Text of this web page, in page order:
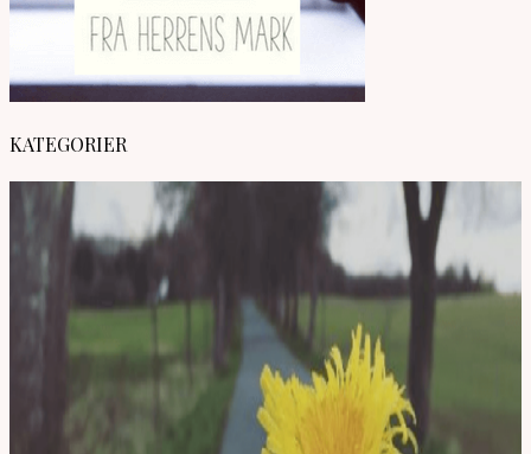
KATEGORIER